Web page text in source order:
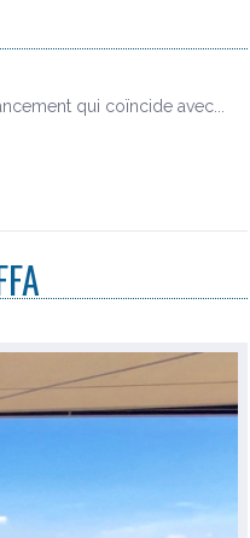
qui coïncide avec...